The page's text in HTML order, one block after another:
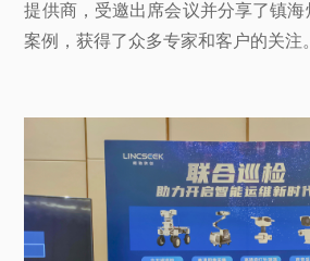
提供商，受邀出席会议并分享了镇
案例，获得了众多专家和客户的关注。